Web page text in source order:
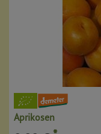
Aprikosen